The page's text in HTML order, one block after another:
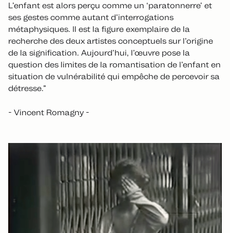
L’enfant est alors perçu comme un ‘paratonnerre’ et
ses gestes comme autant d’interrogations
métaphysiques. Il est la figure exemplaire de la
recherche des deux artistes conceptuels sur l’origine
de la signification. Aujourd’hui, l’œuvre pose la
question des limites de la romantisation de l’enfant en
situation de vulnérabilité qui empêche de percevoir sa
détresse.”
- Vincent Romagny -